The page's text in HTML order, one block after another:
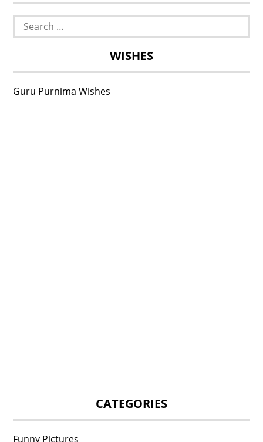
Search
for:
WISHES
Guru Purnima Wishes
CATEGORIES
Funny Pictures